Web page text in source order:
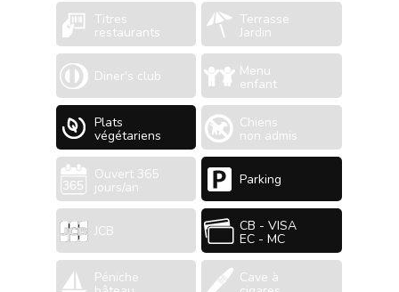
Titres
restaurants
Terrasse
Jardin
Diner's club Menu
enfant
Plats
végétariens
Chiens
non admis
Ouvert 365
jours/an Parking
JCB CB - VISA
EC - MC
Péniche Cave à